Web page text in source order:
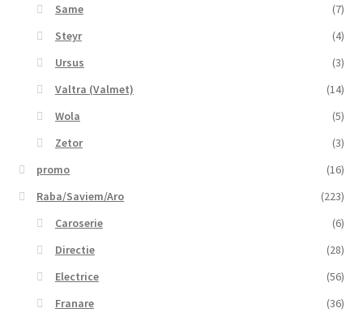
Same
(7)
Steyr
(4)
Ursus
(3)
Valtra (Valmet)
(14)
Wola
(5)
Zetor
(3)
promo
(16)
Raba/Saviem/Aro
(223)
Caroserie
(6)
Directie
(28)
Electrice
(56)
Franare
(36)